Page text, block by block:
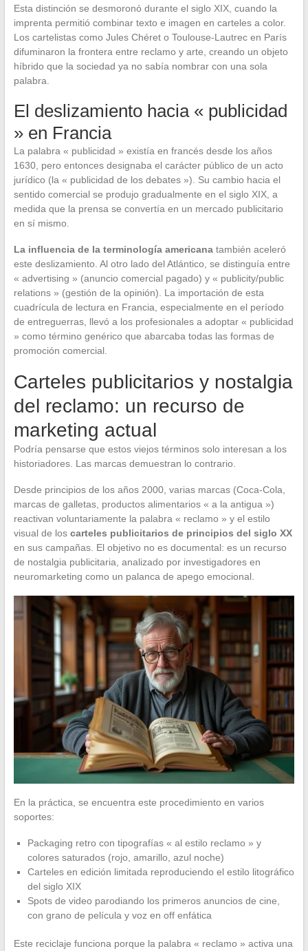
Esta distinción se desmoronó durante el siglo XIX, cuando la
imprenta permitió combinar texto e imagen en carteles a color.
Los cartelistas como Jules Chéret o Toulouse-Lautrec en París
difuminaron la frontera entre reclamo y arte, creando un objeto
híbrido que la sociedad ya no sabía nombrar con una sola
palabra.
El deslizamiento hacia « publicidad
» en Francia
La palabra « publicidad » existía en francés desde los años
1630, pero entonces designaba el carácter público de un acto
jurídico (la « publicidad de los debates »). Su cambio hacia el
sentido comercial se produjo gradualmente en el siglo XIX, a
medida que la prensa se convertía en un mercado publicitario
en sí mismo.
La influencia de la terminología americanatambién aceleró
este deslizamiento. Al otro lado del Atlántico, se distinguía entre
« advertising » (anuncio comercial pagado) y « publicity/public
relations » (gestión de la opinión). La importación de esta
cuadrícula de lectura en Francia, especialmente en el período
de entreguerras, llevó a los profesionales a adoptar « publicidad
» como término genérico que abarcaba todas las formas de
promoción comercial.
Carteles publicitarios y nostalgia
del reclamo: un recurso de
marketing actual
Podría pensarse que estos viejos términos solo interesan a los
historiadores. Las marcas demuestran lo contrario.
Desde principios de los años 2000, varias marcas (Coca-Cola,
marcas de galletas, productos alimentarios « a la antigua »)
reactivan voluntariamente la palabra « reclamo » y el estilo
visual de los carteles publicitarios de principios del siglo XX
en sus campañas. El objetivo no es documental: es un recurso
de nostalgia publicitaria, analizado por investigadores en
neuromarketing como un palanca de apego emocional.
En la práctica, se encuentra este procedimiento en varios
soportes:
Packaging retro con tipografías « al estilo reclamo » y
colores saturados (rojo, amarillo, azul noche)
Carteles en edición limitada reproduciendo el estilo litográfico
del siglo XIX
Spots de video parodiando los primeros anuncios de cine,
con grano de película y voz en off enfática
Este reciclaje funciona porque la palabra « reclamo » activa una